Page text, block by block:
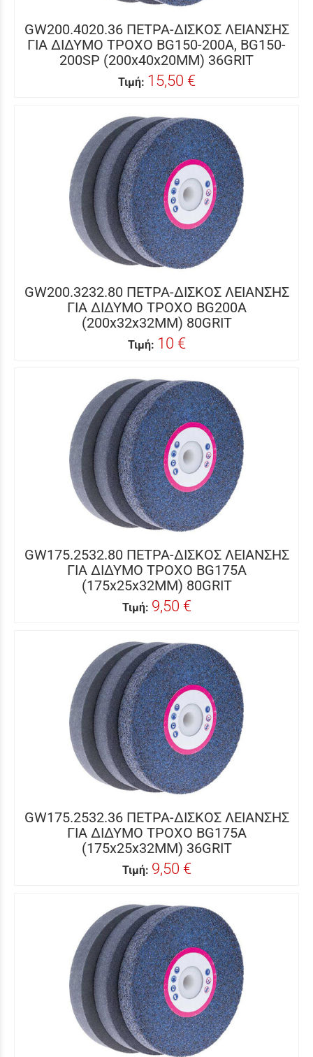
GW200.4020.36 ΠΕΤΡΑ-ΔΙΣΚΟΣ ΛΕΙΑΝΣΗΣ
ΓΙΑ ΔΙΔΥΜΟ ΤΡΟΧΟ BG150-200A, BG150-
200SP (200x40x20MM) 36GRIT
Τιμή: 15,50 €
GW200.3232.80 ΠΕΤΡΑ-ΔΙΣΚΟΣ ΛΕΙΑΝΣΗΣ
ΓΙΑ ΔΙΔΥΜΟ ΤΡΟΧΟ BG200A
(200x32x32MM) 80GRIT
Τιμή: 10 €
GW175.2532.80 ΠΕΤΡΑ-ΔΙΣΚΟΣ ΛΕΙΑΝΣΗΣ
ΓΙΑ ΔΙΔΥΜΟ ΤΡΟΧΟ BG175A
(175x25x32MM) 80GRIT
Τιμή: 9,50 €
GW175.2532.36 ΠΕΤΡΑ-ΔΙΣΚΟΣ ΛΕΙΑΝΣΗΣ
ΓΙΑ ΔΙΔΥΜΟ ΤΡΟΧΟ BG175A
(175x25x32MM) 36GRIT
Τιμή: 9,50 €